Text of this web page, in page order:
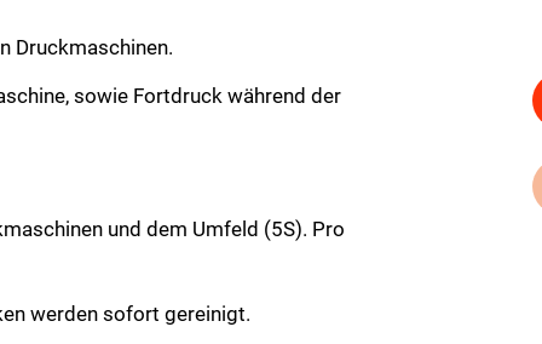
Druckmaschinen.
sowie Fortdruck während der
und dem Umfeld (5S). Pro
werden sofort gereinigt.